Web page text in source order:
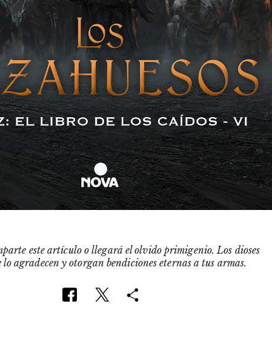
este artículo o llegará el olvido primigenio. Los dioses
lo agradecen y otorgan bendiciones eternas a tus armas.